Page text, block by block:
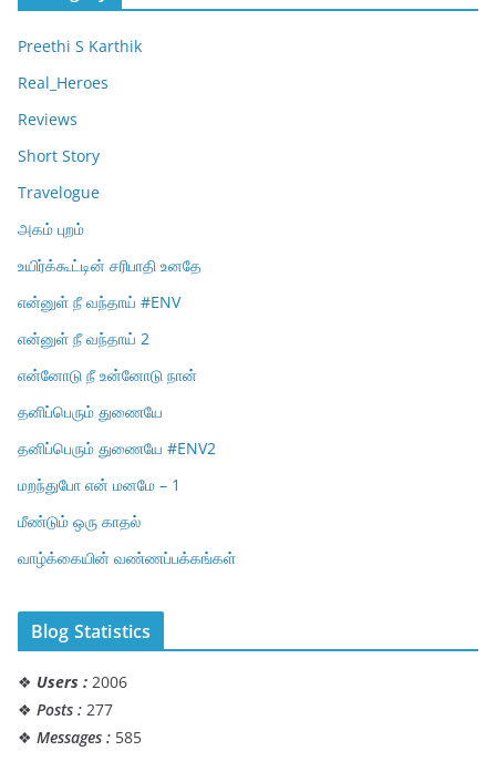
Preethi S Karthik
Real_Heroes
Reviews
Short Story
Travelogue
அகம் புறம்
உயிர்க்கூட்டின் சரிபாதி உனதே
என்னுள் நீ வந்தாய் #ENV
என்னுள் நீ வந்தாய் 2
என்னோடு நீ உன்னோடு நான்
தனிப்பெரும் துணையே
தனிப்பெரும் துணையே #ENV2
மறந்துபோ என் மனமே – 1
மீண்டும் ஒரு காதல்
வாழ்க்கையின் வண்ணப்பக்கங்கள்
Blog Statistics
❖ Users : 2006
❖ Posts : 277
❖ Messages : 585